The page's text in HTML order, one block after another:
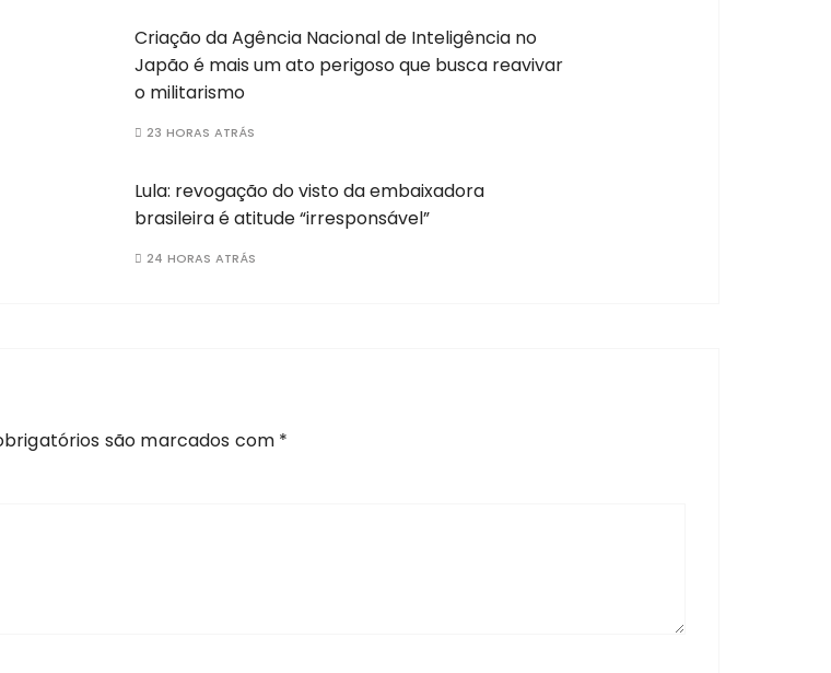
Criação da Agência Nacional de Inteligência no
Japão é mais um ato perigoso que busca reavivar
o militarismo
23 HORAS ATRÁS
Lula: revogação do visto da embaixadora
brasileira é atitude “irresponsável”
24 HORAS ATRÁS
são marcados com *